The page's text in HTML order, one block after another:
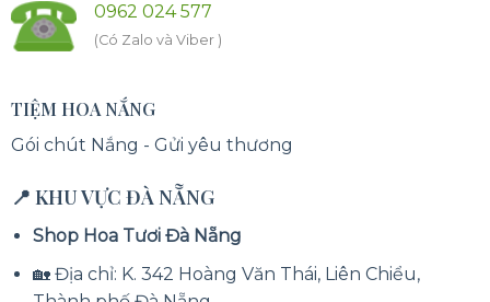
0962 024 577
(Có Zalo và Viber )
TIỆM HOA NẮNG
Gói chút Nắng - Gửi yêu thương
📍 KHU VỰC ĐÀ NẴNG
Shop Hoa Tươi Đà Nẵng
🏡 Địa chỉ: K. 342 Hoàng Văn Thái, Liên Chiểu,